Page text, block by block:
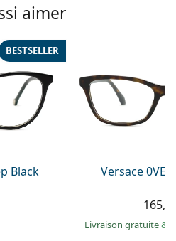
aimer
Black
BESTSELLER
Versace
Livraison gratuite&